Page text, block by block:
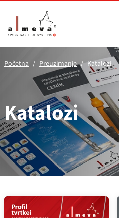
Početna Preuzimanje Katalozi
Katalozi